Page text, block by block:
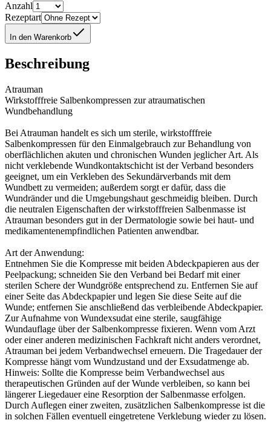
Anzahl
Rezeptart
In den Warenkorb
Beschreibung
Atrauman
Wirkstofffreie Salbenkompressen zur atraumatischen
Wundbehandlung
Bei Atrauman handelt es sich um sterile, wirkstofffreie
Salbenkompressen für den Einmalgebrauch zur Behandlung von
oberflächlichen akuten und chronischen Wunden jeglicher Art. Als
nicht verklebende Wundkontaktschicht ist der Verband besonders
geeignet, um ein Verkleben des Sekundärverbands mit dem
Wundbett zu vermeiden; außerdem sorgt er dafür, dass die
Wundränder und die Umgebungshaut geschmeidig bleiben. Durch
die neutralen Eigenschaften der wirkstofffreien Salbenmasse ist
Atrauman besonders gut in der Dermatologie sowie bei haut- und
medikamentenempfindlichen Patienten anwendbar.
Art der Anwendung:
Entnehmen Sie die Kompresse mit beiden Abdeckpapieren aus der
Peelpackung; schneiden Sie den Verband bei Bedarf mit einer
sterilen Schere der Wundgröße entsprechend zu. Entfernen Sie auf
einer Seite das Abdeckpapier und legen Sie diese Seite auf die
Wunde; entfernen Sie anschließend das verbleibende Abdeckpapier.
Zur Aufnahme von Wundexsudat eine sterile, saugfähige
Wundauflage über der Salbenkompresse fixieren. Wenn vom Arzt
oder einer anderen medizinischen Fachkraft nicht anders verordnet,
Atrauman bei jedem Verbandwechsel erneuern. Die Tragedauer der
Kompresse hängt vom Wundzustand und der Exsudatmenge ab.
Hinweis: Sollte die Kompresse beim Verbandwechsel aus
therapeutischen Gründen auf der Wunde verbleiben, so kann bei
längerer Liegedauer eine Resorption der Salbenmasse erfolgen.
Durch Auflegen einer zweiten, zusätzlichen Salbenkompresse ist die
in solchen Fällen eventuell eingetretene Verklebung wieder zu lösen.